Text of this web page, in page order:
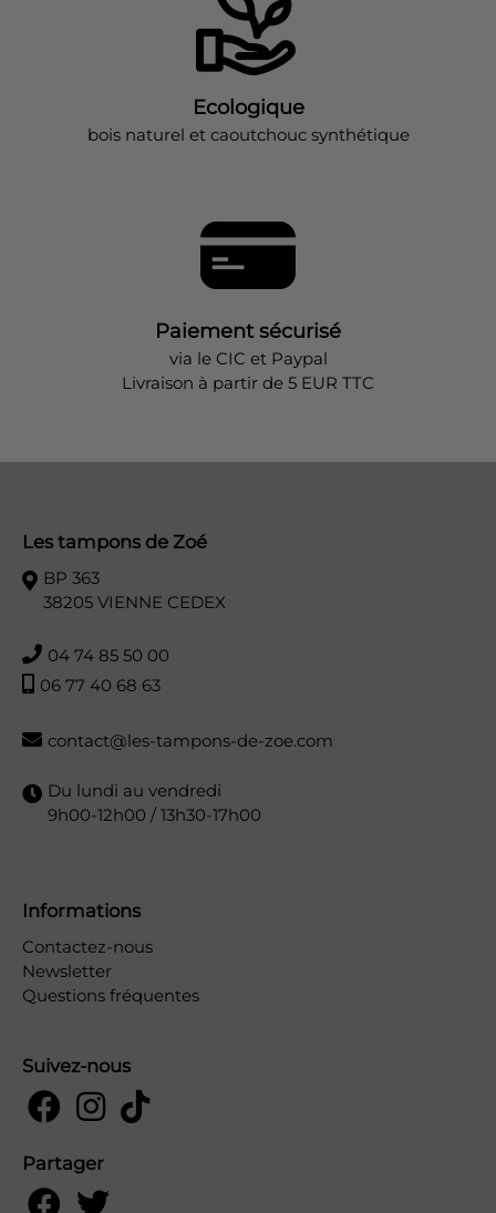
Ecologique
bois naturel et caoutchouc synthétique
Paiement sécurisé
via le CIC et Paypal
Livraison à partir de 5 EUR TTC
Les tampons de Zoé
BP 363
38205 VIENNE CEDEX
04 74 85 50 00
06 77 40 68 63
contact@les-tampons-de-zoe.com
Du lundi au vendredi
9h00-12h00 / 13h30-17h00
Informations
Contactez-nous
Newsletter
Questions fréquentes
Suivez-nous
Partager